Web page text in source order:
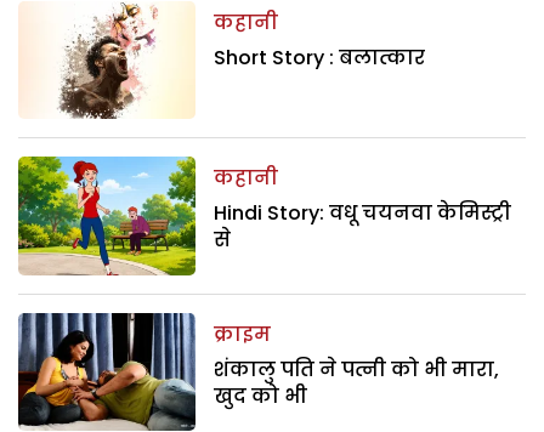
कहानी
Short Story : बलात्कार
कहानी
Hindi Story: वधू चयनवा केमिस्ट्री
से
क्राइम
शंकालु पति ने पत्नी को भी मारा,
खुद को भी